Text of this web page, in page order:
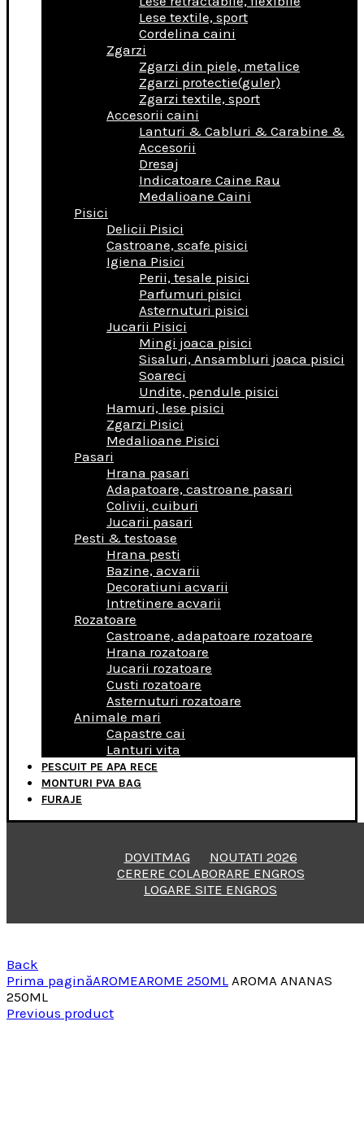
Lese textile, sport
Cordelina caini
Zgarzi
Zgarzi din piele, metalice
Zgarzi protectie(guler)
Zgarzi textile, sport
Accesorii caini
Lanturi & Cabluri & Carabine &
Accesorii
Dresaj
Indicatoare Caine Rau
Medalioane Caini
Pisici
Delicii Pisici
Castroane, scafe pisici
Igiena Pisici
Perii, tesale pisici
Parfumuri pisici
Asternuturi pisici
Jucarii Pisici
Mingi joaca pisici
Sisaluri, Ansambluri joaca pisici
Soareci
Undite, pendule pisici
Hamuri, lese pisici
Zgarzi Pisici
Medalioane Pisici
Pasari
Hrana pasari
Adapatoare, castroane pasari
Colivii, cuiburi
Jucarii pasari
Pesti & testoase
Hrana pesti
Bazine, acvarii
Decoratiuni acvarii
Intretinere acvarii
Rozatoare
Castroane, adapatoare rozatoare
Hrana rozatoare
Jucarii rozatoare
Custi rozatoare
Asternuturi rozatoare
Animale mari
Capastre cai
Lanturi vita
PESCUIT PE APA RECE
MONTURI PVA BAG
FURAJE
DOVITMAG
NOUTATI 2026
CERERE COLABORARE ENGROS
LOGARE SITE ENGROS
Back
Prima paginăAROMEAROME 250ML AROMA ANANAS
250ML
Previous product